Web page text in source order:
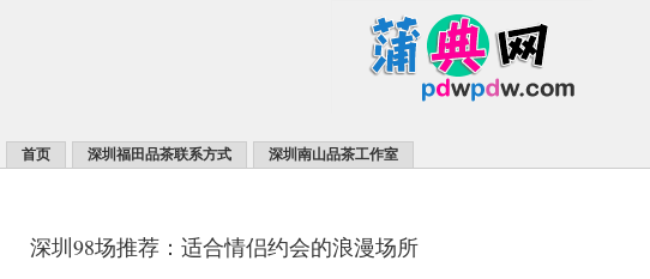
首页 深圳福田品茶联系方式 深圳南山品茶工作室
深圳98场推荐：适合情侣约会的浪漫场所